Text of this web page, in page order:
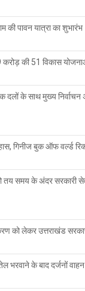
की पावन यात्रा का शुभारंभ
करोड़ की 51 विकास
दलों के साथ मुख्य निर्वाचन
गिनीज बुक ऑफ वर्ल्ड
तय समय के अंदर सरकारी
को लेकर उत्तराखंड सरकार
भरवाने के बाद दर्जनों